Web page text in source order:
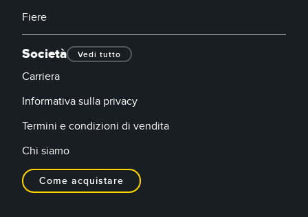
Fiere
Società Vedi tutto
Carriera
Informativa sulla privacy
Termini e condizioni di vendita
Chi siamo
Come acquistare